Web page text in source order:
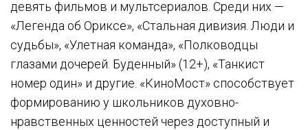
девять фильмов и мультсериалов. Среди них —
«Легенда об Ориксе», «Стальная дивизия. Люди и
судьбы», «Улетная команда», «Полководцы
глазами дочерей. Буденный» (12+), «Танкист
номер один» и другие. «КиноМост» способствует
формированию у школьников духовно-
нравственных ценностей через доступный и